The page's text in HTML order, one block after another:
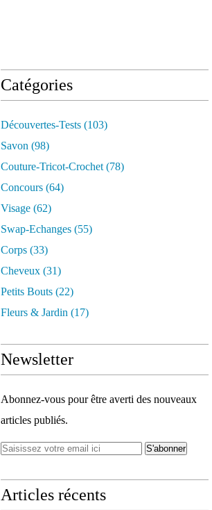
Catégories
Découvertes-Tests (103)
Savon (98)
Couture-Tricot-Crochet (78)
Concours (64)
Visage (62)
Swap-Echanges (55)
Corps (33)
Cheveux (31)
Petits Bouts (22)
Fleurs & Jardin (17)
Newsletter
Abonnez-vous pour être averti des nouveaux
articles publiés.
Articles récents